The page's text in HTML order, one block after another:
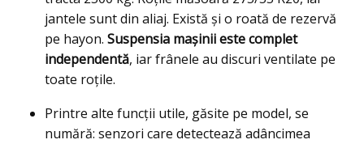
jantele sunt din aliaj. Există și o roată de rezervă
pe hayon. Suspensia mașinii este complet
independentă, iar frânele au discuri ventilate pe
toate roțile.
Printre alte funcții utile, găsite pe model, se
numără: senzori care detectează adâncimea